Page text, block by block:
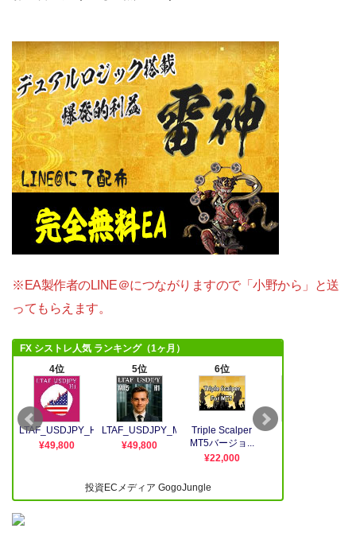
※EA製作者のLINE＠につながりますので「小野から」と送
ってもらえます。